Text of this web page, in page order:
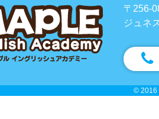
〒256-
ジュネ
© 2016